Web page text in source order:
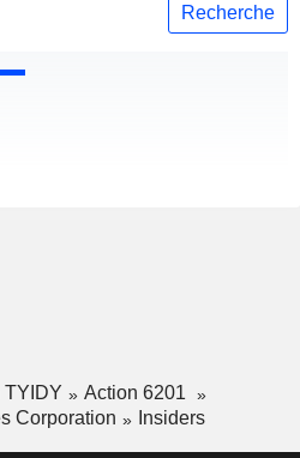
Recherche
TYIDY
Action 6201
Corporation
Insiders